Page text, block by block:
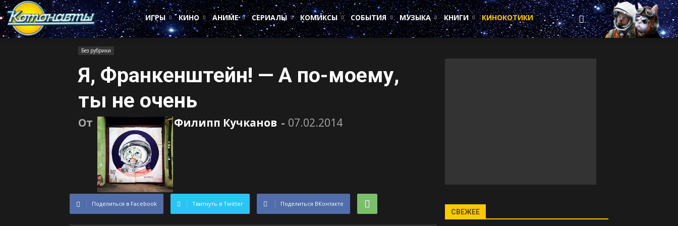
Котонавты
ИГРЫ
КИНО АНИМЕ СЕРИАЛЫ КОМИКСЫ СОБЫТИЯ МУЗЫКА КНИГИ КИНОКОТИКИ
Без рубрики
Я, Франкенштейн! — А по-моему,
ты не очень
От Филипп Кучканов - 07.02.2014
Поделиться в Facebook Твитнуть в Twitter Поделиться ВКонтакте
СВЕЖЕЕ